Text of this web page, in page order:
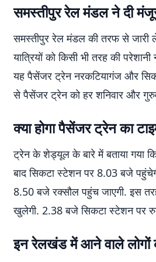
समस्तीपुर रेल मंडल ने दी
समस्तीपुर रेल मंडल की तरफ से जारी
यात्रियों को किसी भी तरह की
यह पैसेंजर ट्रेन नरकटियागंज और
से पैसेंजर ट्रेन को हर शनिवार और
क्या होगा पैसेंजर ट्रेन का
ट्रेन के शेड्यूल के बारे में बताया गया
बाद सिकटा स्टेशन पर 8.03 बजे
8.50 बजे रक्सौल पहुंच जाएगी. इस
खुलेगी. 2.38 बजे सिकटा स्टेशन पर
इन रेलखंड में आने वाले लोगों